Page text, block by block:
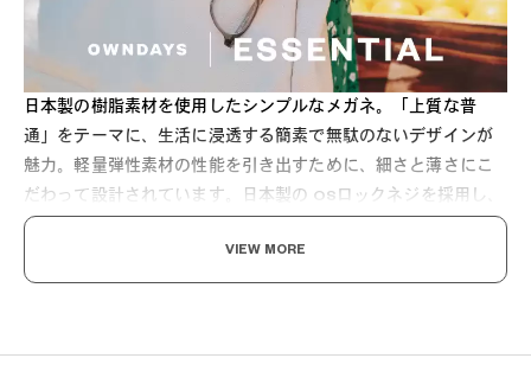
日本製の樹脂素材を使用したシンプルなメガネ。「上質な普
通」をテーマに、生活に浸透する簡素で無駄のないデザインが
魅力。軽量弾性素材の性能を引き出すために、細さと薄さにこ
だわって設計されています。日本製の OSロックネジを採用し、
長期間ネジの緩みを防止します。角を削ったスクエアシェイプ
で、きつい表情にならず掛けるシチュエーションを選びませ
ん。
VIEW MORE